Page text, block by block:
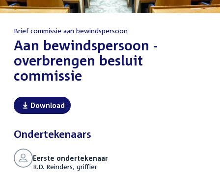
Brief commissie aan bewindspersoon
Aan bewindspersoon -
overbrengen besluit
commissie
Download
Ondertekenaars
Eerste ondertekenaar
R.D. Reinders, griffier